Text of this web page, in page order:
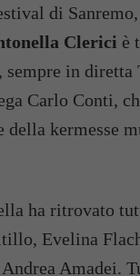
di
Clerici è
, sempre in diretta
Carlo Conti,
kermesse
ha ritrovato
Evelina
Amadei.